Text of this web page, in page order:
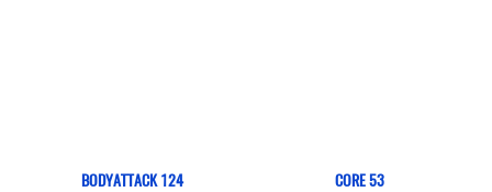
BODYATTACK 124
CORE 53